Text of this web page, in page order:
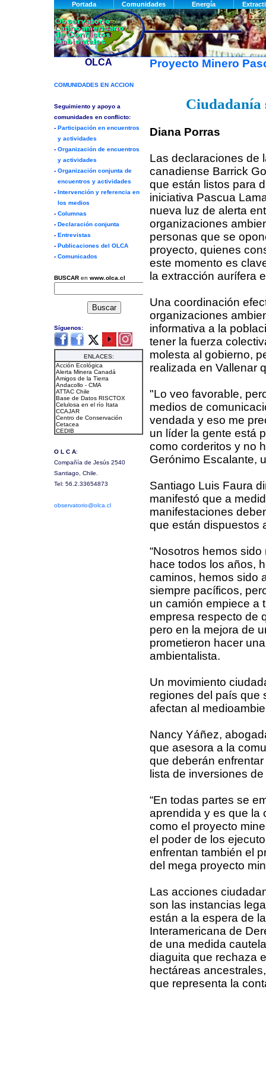
Proyecto Minero
Ciudadanía
Diana Porras
Las declaraciones de
canadiense Barrick
que están listos para
iniciativa Pascua
nueva luz de alerta
organizaciones
personas que se
proyecto, quienes
este momento es
la extracción aurífera
Una coordinación
organizaciones
informativa a la
tener la fuerza
molesta al gobierno,
realizada en Vallenar
"Lo veo favorable,
medios de
vendada y eso me
un líder la gente está
como corderitos y no
Gerónimo Escalante,
Santiago Luis Faura
manifestó que a
manifestaciones
que están dispuestos
“Nosotros hemos
hace todos los años,
caminos, hemos sido
siempre pacíficos,
un camión empiece a
empresa respecto de
pero en la mejora de
prometieron hacer
ambientalista.
Un movimiento
regiones del país que
afectan al
Nancy Yáñez,
que asesora a la
que deberán
lista de inversiones
“En todas partes se
aprendida y es que la
como el proyecto
el poder de los
enfrentan también el
del mega proyecto
Las acciones
son las instancias
están a la espera de
Interamericana de
de una medida
diaguita que rechaza
hectáreas
que representa la